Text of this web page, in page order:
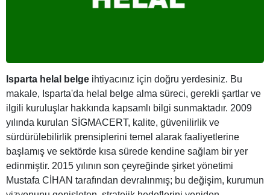
Isparta helal belge ihtiyacınız için doğru yerdesiniz. Bu
makale, Isparta'da helal belge alma süreci, gerekli şartlar ve
ilgili kuruluşlar hakkında kapsamlı bilgi sunmaktadır. 2009
yılında kurulan SİGMACERT, kalite, güvenilirlik ve
sürdürülebilirlik prensiplerini temel alarak faaliyetlerine
başlamış ve sektörde kısa sürede kendine sağlam bir yer
edinmiştir. 2015 yılının son çeyreğinde şirket yönetimi
Mustafa CİHAN tarafından devralınmış; bu değişim, kurumun